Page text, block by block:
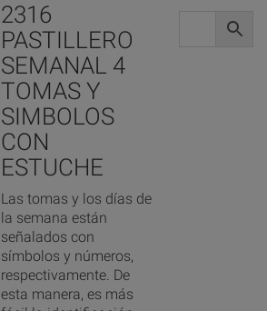
2316
PASTILLERO
SEMANAL 4
TOMAS Y
SIMBOLOS
CON
ESTUCHE
Las tomas y los días de
la semana están
señalados con
símbolos y números,
respectivamente. De
esta manera, es más